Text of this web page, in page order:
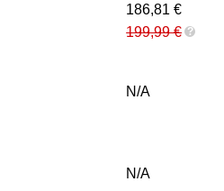
186,81 €
199,99 € ?
N/A
N/A